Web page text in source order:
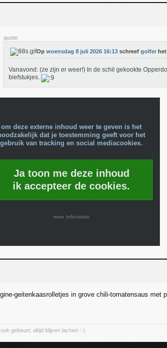
quote:
Op woensdag 8 juli 2026 16:13 schreef golfer
Vanavond: (ze zijn er weer!) In de schil gekookte
biefstukjes.
om deze externe inhoud weer te geven is het
dat je toestemming geeft voor het
gebruik van tracking en social mediacookies.
Ja toon me deze inhoud
ik accepteer de cookies.
meer informatie
geitenkaasrolletjes in grove chili-tomatensaus met
gebeurt; altijd blijven lachen :-)